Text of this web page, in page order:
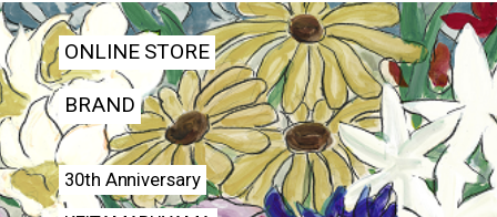
ONLINE STORE
BRAND
30th Anniversary